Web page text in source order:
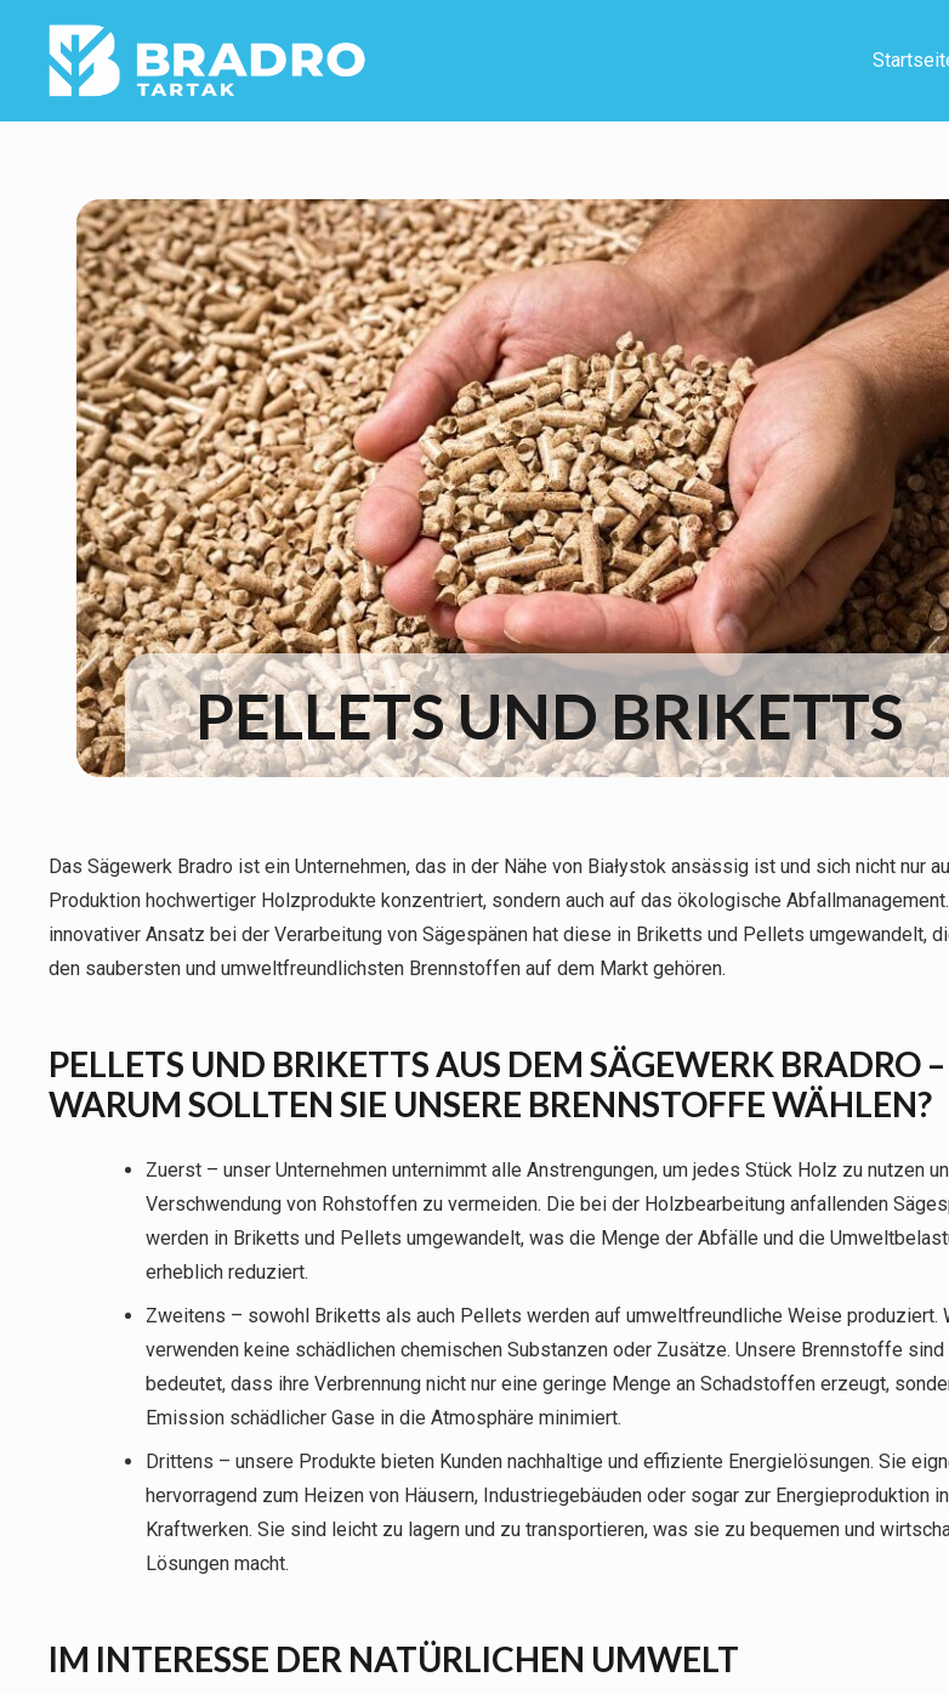
PELLETS UND BRIKETTS
Das Sägewerk Bradro ist ein Unternehmen, das in der Nähe von Białystok ansässig ist und sich nicht nur
Produktion hochwertiger Holzprodukte konzentriert, sondern auch auf das ökologische
innovativer Ansatz bei der Verarbeitung von Sägespänen hat diese in Briketts und Pellets umgewandelt,
den saubersten und umweltfreundlichsten Brennstoffen auf dem Markt gehören.
PELLETS UND BRIKETTS AUS DEM SÄGEWERK BRADRO –
WARUM SOLLTEN SIE UNSERE BRENNSTOFFE WÄHLEN?
Zuerst – unser Unternehmen unternimmt alle Anstrengungen, um jedes Stück Holz zu nutzen
Verschwendung von Rohstoffen zu vermeiden. Die bei der Holzbearbeitung anfallenden
werden in Briketts und Pellets umgewandelt, was die Menge der Abfälle und die
erheblich reduziert.
Zweitens – sowohl Briketts als auch Pellets werden auf umweltfreundliche Weise produziert.
verwenden keine schädlichen chemischen Substanzen oder Zusätze. Unsere Brennstoffe sind
bedeutet, dass ihre Verbrennung nicht nur eine geringe Menge an Schadstoffen erzeugt,
Emission schädlicher Gase in die Atmosphäre minimiert.
Drittens – unsere Produkte bieten Kunden nachhaltige und effiziente Energielösungen. Sie
hervorragend zum Heizen von Häusern, Industriegebäuden oder sogar zur Energieproduktion in
Kraftwerken. Sie sind leicht zu lagern und zu transportieren, was sie zu bequemen und
Lösungen macht.
IM INTERESSE DER NATÜRLICHEN UMWELT